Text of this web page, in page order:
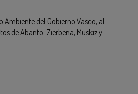
del Gobierno Vasco, al
de Abanto-Zierbena, Muskiz y